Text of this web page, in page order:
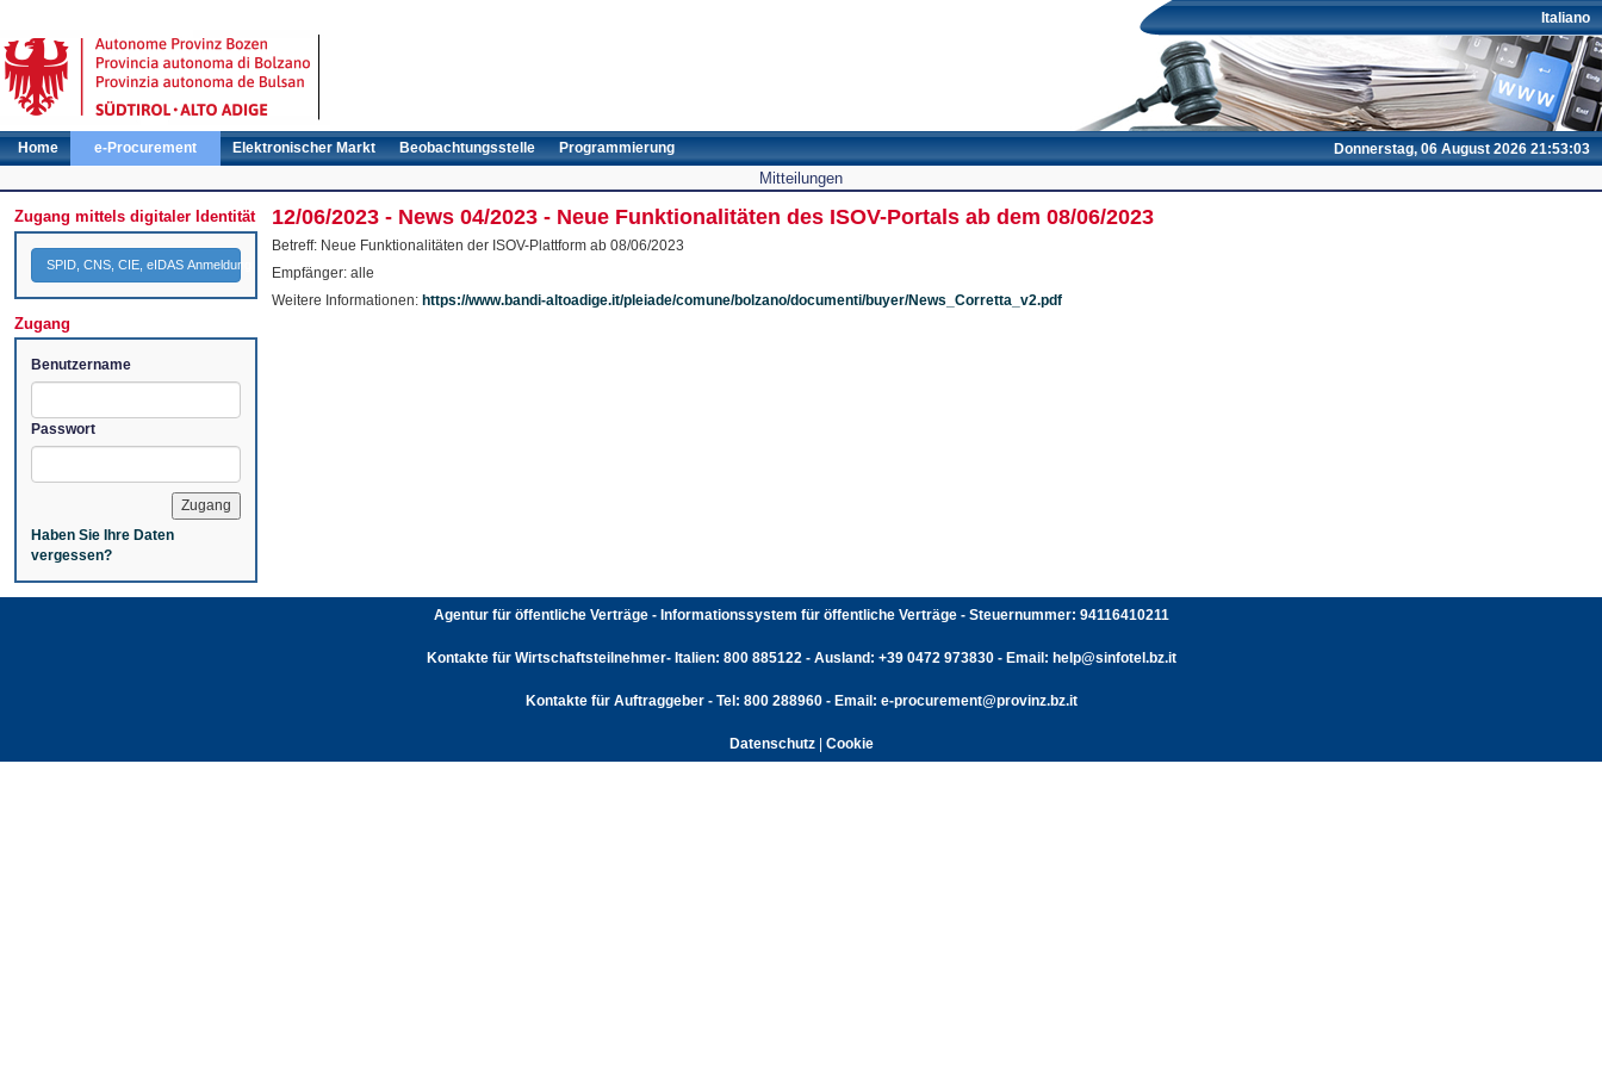
Italiano
Donnerstag, 06 August 2026 21:53:03
Home e-Procurement Elektronischer Markt Beobachtungsstelle Programmierung
Mitteilungen
Zugang mittels digitaler Identität
SPID, CNS, CIE, eIDAS Anmeldung
Zugang
Benutzername
Passwort
Haben Sie Ihre Daten
vergessen?
12/06/2023 - News 04/2023 - Neue Funktionalitäten des ISOV-Portals ab dem 08/06/2023
Betreff: Neue Funktionalitäten der ISOV-Plattform ab 08/06/2023
Empfänger: alle
Weitere Informationen: https://www.bandi-altoadige.it/pleiade/comune/bolzano/documenti/buyer/News_Corretta_v2.pdf
Agentur für öffentliche Verträge - Informationssystem für öffentliche Verträge - Steuernummer: 94116410211
Kontakte für Wirtschaftsteilnehmer- Italien: 800 885122 - Ausland: +39 0472 973830 - Email: help@sinfotel.bz.it
Kontakte für Auftraggeber - Tel: 800 288960 - Email: e-procurement@provinz.bz.it
Datenschutz| Cookie